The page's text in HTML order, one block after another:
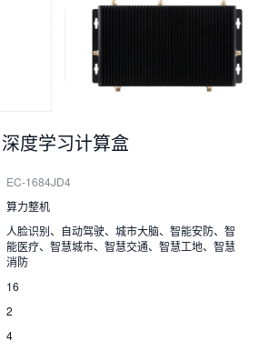
深度学习计算盒
EC-1684JD4
算力整机
人脸识别、自动驾驶、城市大脑、智能安防、智
能医疗、智慧城市、智慧交通、智慧工地、智慧
消防
16
2
4